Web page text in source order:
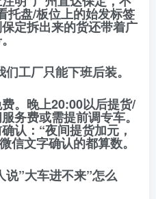
托盘/板位上的始发标签
定拆出来的货还带着广
工厂只能下班后装。
。晚上20:00以后提货/
务费或需提前调专车。
认：“夜间提货加元，
信文字确认的都算数。
”大车进不来”怎么